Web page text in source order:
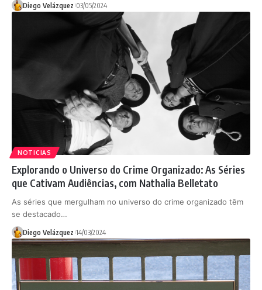
Diego Velázquez 03/05/2024
NOTICIAS
Explorando o Universo do Crime Organizado: As Séries
que Cativam Audiências, com Nathalia Belletato
As séries que mergulham no universo do crime organizado têm
se destacado…
Diego Velázquez 14/03/2024